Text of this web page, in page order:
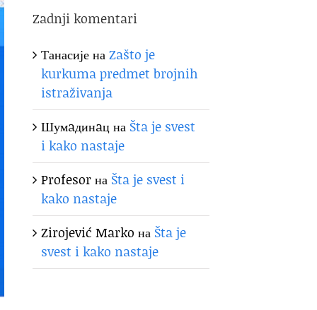
Zadnji komentari
ТанасијенаZašto je
kurkuma predmet brojnih
istraživanja
Шумaдинaцна Šta je svest
i kako nastaje
Profesorна Šta je svest i
kako nastaje
Zirojević Marko на Šta je
svest i kako nastaje